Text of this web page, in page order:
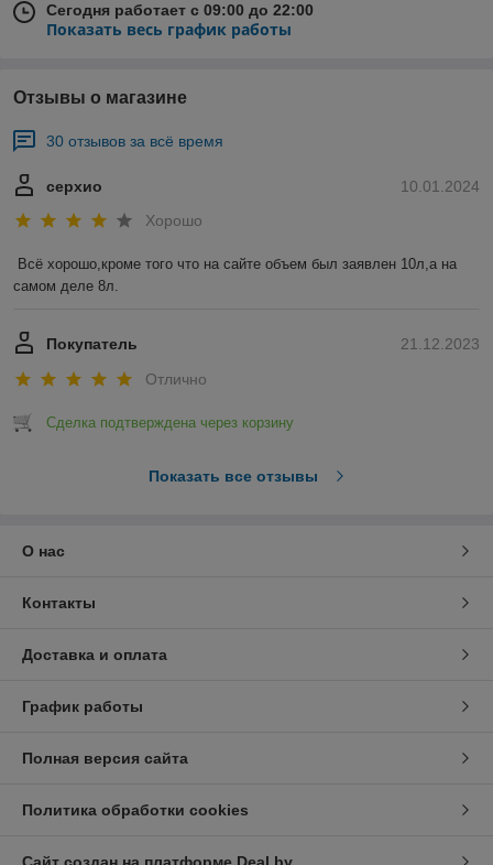
Сегодня работает с 09:00 до 22:00
Показать весь график работы
Отзывы о магазине
30 отзывов за всё время
10.01.2024
серхио
Хорошо
Всё хорошо,кроме того что на сайте объем был заявлен 10л,а на
самом деле 8л.
21.12.2023
Покупатель
Отлично
Сделка подтверждена через корзину
Показать все отзывы
О нас
Контакты
Доставка и оплата
График работы
Полная версия сайта
Политика обработки cookies
Сайт создан на платформе Deal.by